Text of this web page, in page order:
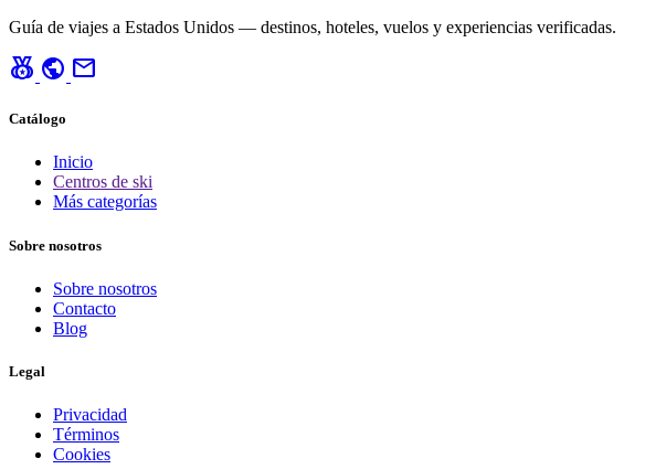
Guía de viajes a Estados Unidos — destinos, hoteles, vuelos y experiencias verificadas.
social_leaderboard public mail
Catálogo
Inicio
Centros de ski
Más categorías
Sobre nosotros
Sobre nosotros
Contacto
Blog
Legal
Privacidad
Términos
Cookies